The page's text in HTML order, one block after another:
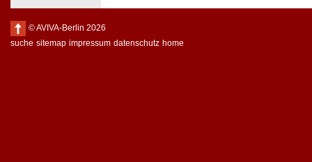
© AVIVA-Berlin 2026
suche sitemap impressum datenschutz home